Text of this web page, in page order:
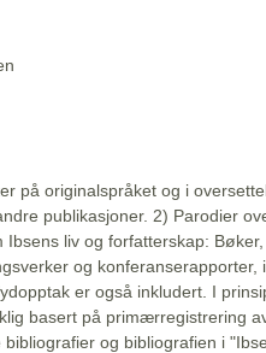
på originalspråket og i
publikasjoner. 2) Parodier
liv og forfatterskap:
og konferanserapporter,
er også inkludert. I
basert på primærregistrering
og bibliografien i